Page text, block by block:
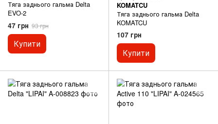
Тяга заднього гальма Delta
EVO-2
47 грн 93 грн
Купити
KOMATCU
Тяга заднього гальма Delta
KOMATCU
107 грн
Купити